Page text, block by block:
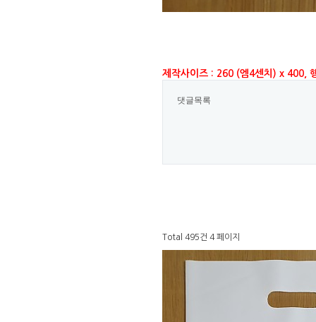
제작사이즈 : 260 (엠4센치) x 400,
댓글목록
Total 495건 4 페이지